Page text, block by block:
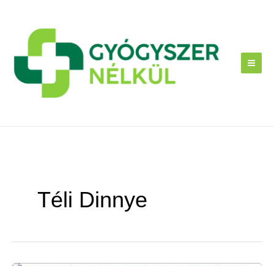
Téli Dinnye